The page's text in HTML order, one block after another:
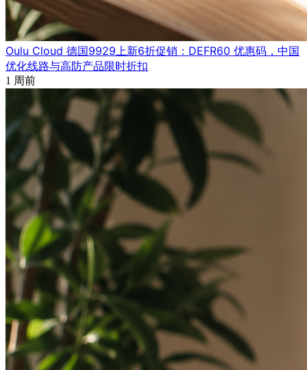
Oulu Cloud 德国9929上新6折促销：DEFR60 优惠码，中国
优化线路与高防产品限时折扣
1 周前